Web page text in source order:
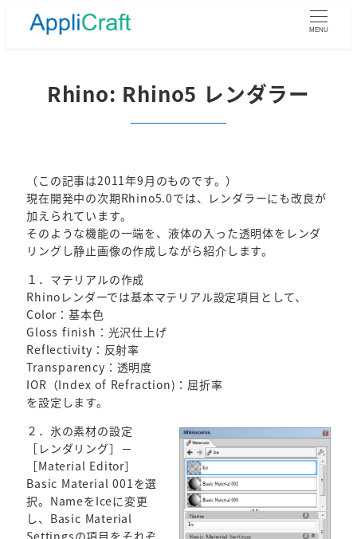
MENU
Rhino: Rhino5 レンダラー
（この記事は2011年9月のものです。）
現在開発中の次期Rhino5.0では、レンダラーにも改良が
加えられています。
そのような機能の一端を、液体の入った透明体をレンダ
リングし静止画像の作成しながら紹介します。
１．マテリアルの作成
Rhinoレンダーでは基本マテリアル設定項目として、
Color：基本色
Gloss finish：光沢仕上げ
Reflectivity：反射率
Transparency：透明度
IOR（Index of Refraction)：屈折率
を設定します。
２．氷の素材の設定
［レンダリング］－
［Material Editor］
Basic Material 001を選
択。NameをIceに変更
し、Basic Material